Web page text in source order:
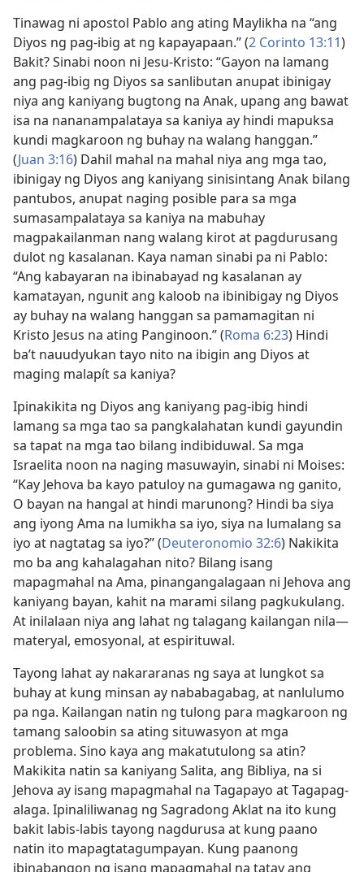
Tinawag ni apostol Pablo ang ating Maylikha na “ang
Diyos ng pag-ibig at ng kapayapaan.” (2 Corinto 13:11)
Bakit? Sinabi noon ni Jesu-Kristo: “Gayon na lamang
ang pag-ibig ng Diyos sa sanlibutan anupat ibinigay
niya ang kaniyang bugtong na Anak, upang ang bawat
isa na nananampalataya sa kaniya ay hindi mapuksa
kundi magkaroon ng buhay na walang hanggan.”
(Juan 3:16) Dahil mahal na mahal niya ang mga tao,
ibinigay ng Diyos ang kaniyang sinisintang Anak bilang
pantubos, anupat naging posible para sa mga
sumasampalataya sa kaniya na mabuhay
magpakailanman nang walang kirot at pagdurusang
dulot ng kasalanan. Kaya naman sinabi pa ni Pablo:
“Ang kabayaran na ibinabayad ng kasalanan ay
kamatayan, ngunit ang kaloob na ibinibigay ng Diyos
ay buhay na walang hanggan sa pamamagitan ni
Kristo Jesus na ating Panginoon.” (Roma 6:23) Hindi
ba’t nauudyukan tayo nito na ibigin ang Diyos at
maging malapít sa kaniya?
Ipinakikita ng Diyos ang kaniyang pag-ibig hindi
lamang sa mga tao sa pangkalahatan kundi gayundin
sa tapat na mga tao bilang indibiduwal. Sa mga
Israelita noon na naging masuwayin, sinabi ni Moises:
“Kay Jehova ba kayo patuloy na gumagawa ng ganito,
O bayan na hangal at hindi marunong? Hindi ba siya
ang iyong Ama na lumikha sa iyo, siya na lumalang sa
iyo at nagtatag sa iyo?” (Deuteronomio 32:6) Nakikita
mo ba ang kahalagahan nito? Bilang isang
mapagmahal na Ama, pinangangalagaan ni Jehova ang
kaniyang bayan, kahit na marami silang pagkukulang.
At inilalaan niya ang lahat ng talagang kailangan nila​—
materyal, emosyonal, at espirituwal.
Tayong lahat ay nakararanas ng saya at lungkot sa
buhay at kung minsan ay nababagabag, at nanlulumo
pa nga. Kailangan natin ng tulong para magkaroon ng
tamang saloobin sa ating situwasyon at mga
problema. Sino kaya ang makatutulong sa atin?
Makikita natin sa kaniyang Salita, ang Bibliya, na si
Jehova ay isang mapagmahal na Tagapayo at Tagapag-
alaga. Ipinaliliwanag ng Sagradong Aklat na ito kung
bakit labis-labis tayong nagdurusa at kung paano
natin ito mapagtatagumpayan. Kung paanong
ibinabangon ng isang mapagmahal na tatay ang